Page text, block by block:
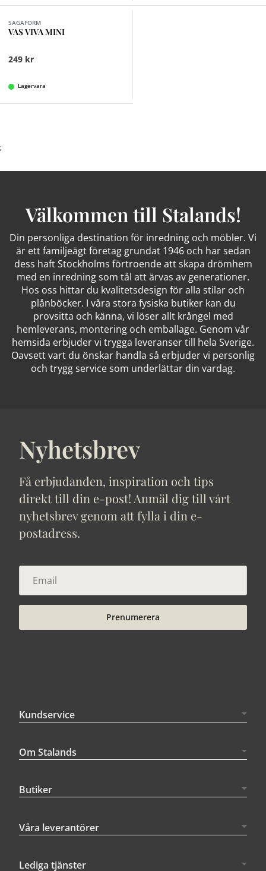
SAGAFORM
VAS VIVA MINI
249 kr
Lagervara
;
Välkommen till Stalands!
Din personliga destination för inredning och möbler. Vi
är ett familjeägt företag grundat 1946 och har sedan
dess haft Stockholms förtroende att skapa drömhem
med en inredning som tål att ärvas av generationer.
Hos oss hittar du kvalitetsdesign för alla stilar och
plånböcker. I våra stora fysiska butiker kan du
provsitta och känna, vi löser allt krångel med
hemleverans, montering och emballage. Genom vår
hemsida erbjuder vi trygga leveranser till hela Sverige.
Oavsett vart du önskar handla så erbjuder vi personlig
och trygg service som underlättar din vardag.
Nyhetsbrev
Få erbjudanden, inspiration och tips
direkt till din e-post! Anmäl dig till vårt
nyhetsbrev genom att fylla i din e-
postadress.
Prenumerera
Kundservice
Om Stalands
Butiker
Våra leverantörer
Lediga tjänster